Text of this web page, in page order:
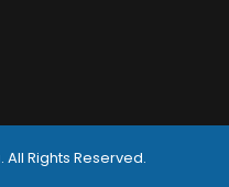
Rights Reserved.